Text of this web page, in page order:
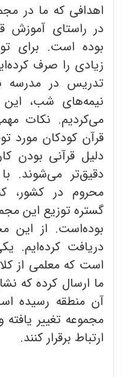
اهدافی که ما در
در راستای آموزش
بوده‌ است. برای
زیادی را صرف
تدریس در مدرسه
نیمه‌‍‌های شب، این
می‌کردیم. نکات
قرآن کودکان مورد
دلیل قرآنی بودن
دقیق‌تر می‌شوند.
محروم در کشور،
گستره توزیع این
بوده‌است. از این
دریافت کرده‌ایم.
است که معلمی از
ما ارسال کرده که
آن منطقه رسیده
مجموعه تغییر یافته
ارتباط برقرار کنند.